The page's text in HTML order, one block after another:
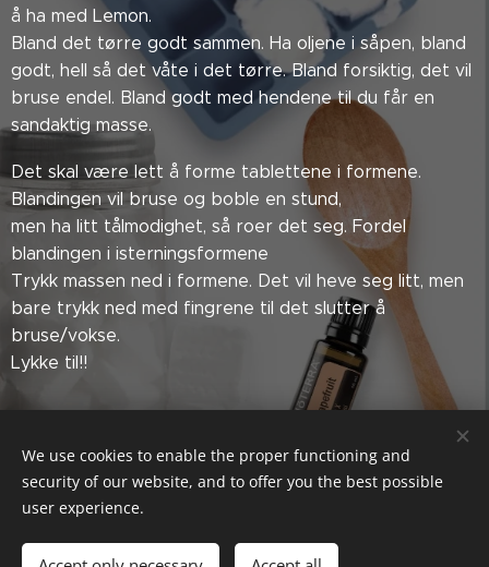
å ha med Lemon.
Bland det tørre godt sammen. Ha oljene i såpen, bland
godt, hell så det våte i det tørre. Bland forsiktig, det vil
bruse endel. Bland godt med hendene til du får en
sandaktig masse.
Det skal være lett å forme tablettene i formene.
Blandingen vil bruse og boble en stund,
men ha litt tålmodighet, så roer det seg. Fordel
blandingen i isterningsformene
Trykk massen ned i formene. Det vil heve seg litt, men
bare trykk ned med fingrene til det slutter å
bruse/vokse.
Lykke til!!
Sett deg godt inn i trygg bruk av oljene. Jeg er ingen lege, og
påstår ikke at disse oljene kan helbrede. Dette er kun hjelp til
hvordan du kan implementere oljene i din hverdag. Er du i tvil
om din helsetilstand, kontakt lege.
We use cookies to enable the proper functioning and
security of our website, and to offer you the best possible
user experience.